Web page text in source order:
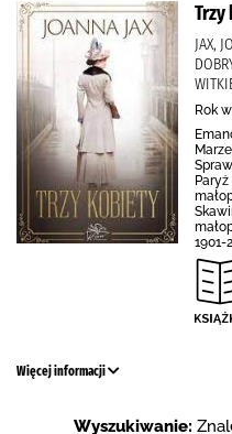
JAX,
Rok
1901-
Więcej informacji
Wyszukiwanie: